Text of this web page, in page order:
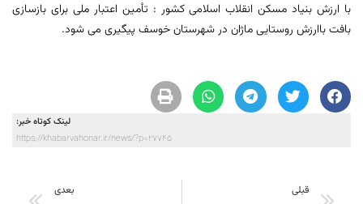
با ارزش بنیاد مسکن انقلاب اسلامی کشور : تأمین اعتبار ملی برای بازسازی
بافت باارزش روستایی ماژان در شهرستان خوسف پیگیری می شود.
لینک کوتاه خبر:
https://khabarvahonar.ir/news/?p=27745
قبلی بعدی